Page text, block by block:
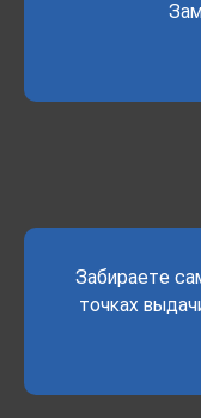
Забираете
точках